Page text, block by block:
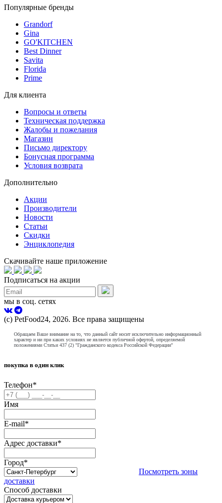
Популярные бренды
Grandorf
Gina
GO'KITCHEN
Best Dinner
Savita
Florida
Prime
Для клиента
Вопросы и ответы
Техническая поддержка
Жалобы и пожелания
Магазин
Письмо директору
Бонусная программа
Условия возврата
Дополнительно
Акции
Производители
Новости
Статьи
Скидки
Энциклопедия
Скачивайте наше приложение
Подписаться на акции
мы в соц. сетях
(с) PetFood24, 2026. Все права защищены
Обращаем Ваше внимание на то, что данный сайт носит исключительно информационный
характер и ни при каких условиях не является публичной офертой, определяемой
положениями Статьи 437 (2) "Гражданского кодекса Российской Федерации"
покупка в один клик
Телефон*
Имя
E-mail*
Адрес доставки*
Город*
Посмотреть зоны
доставки
Способ доставки